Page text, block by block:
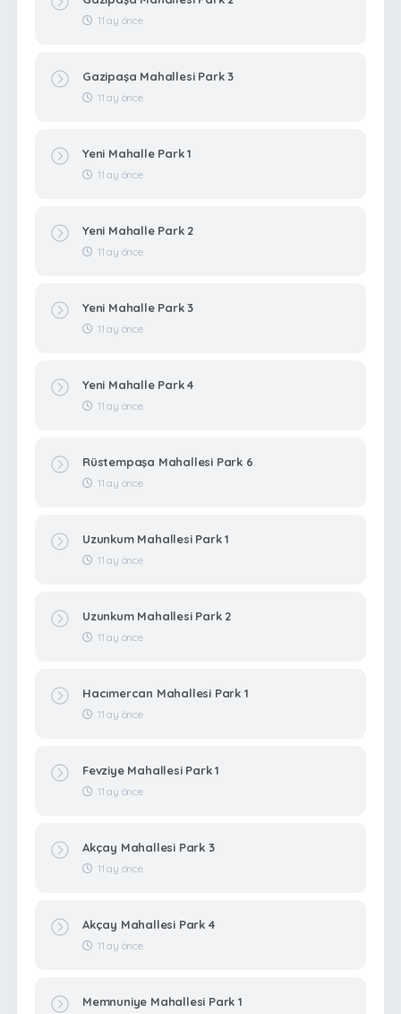
11 ay önce
Gazipaşa Mahallesi Park 3
11 ay önce
Yeni Mahalle Park 1
11 ay önce
Yeni Mahalle Park 2
11 ay önce
Yeni Mahalle Park 3
11 ay önce
Yeni Mahalle Park 4
11 ay önce
Rüstempaşa Mahallesi Park 6
11 ay önce
Uzunkum Mahallesi Park 1
11 ay önce
Uzunkum Mahallesi Park 2
11 ay önce
Hacımercan Mahallesi Park 1
11 ay önce
Fevziye Mahallesi Park 1
11 ay önce
Akçay Mahallesi Park 3
11 ay önce
Akçay Mahallesi Park 4
11 ay önce
Memnuniye Mahallesi Park 1